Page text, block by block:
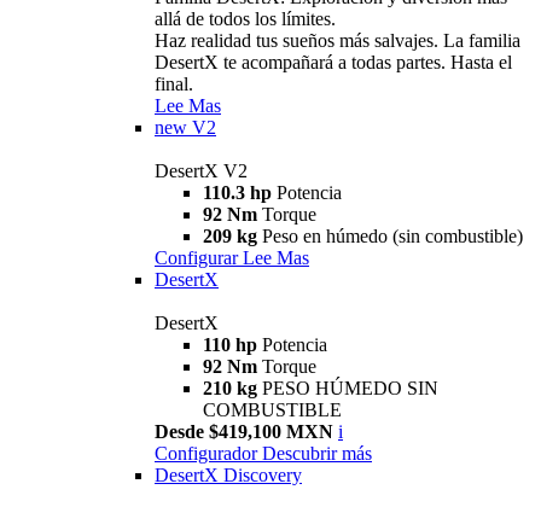
allá de todos los límites.
Haz realidad tus sueños más salvajes. La familia
DesertX te acompañará a todas partes. Hasta el
final.
Lee Mas
new V2
DesertX V2
110.3 hp Potencia
92 Nm Torque
209 kg Peso en húmedo (sin combustible)
Configurar Lee Mas
DesertX
DesertX
110 hp Potencia
92 Nm Torque
210 kg PESO HÚMEDO SIN
COMBUSTIBLE
Desde $419,100 MXN i
Configurador Descubrir más
DesertX Discovery